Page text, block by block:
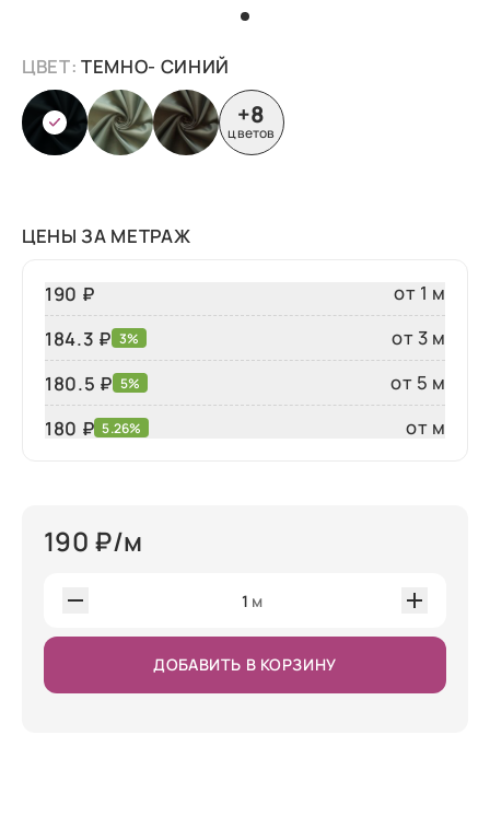
ЦВЕТ:ТЕМНО- СИНИЙ
+8
цветов
ЦЕНЫ ЗА МЕТРАЖ
190 ₽
от 1 м
184.3 ₽ 3%
от 3 м
180.5 ₽ 5%
от 5 м
180 ₽ 5.26% от м
190 ₽/м
1 м
ДОБАВИТЬ В КОРЗИНУ